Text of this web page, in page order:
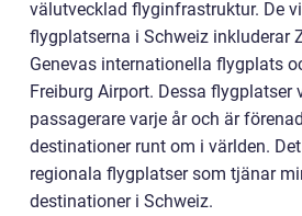
välutvecklad flyginfrastruktur. De
flygplatserna i Schweiz inkluderar
Genevas internationella flygplats
Freiburg Airport. Dessa
passagerare varje år och är
destinationer runt om i världen.
regionala flygplatser som tjänar
destinationer i Schweiz.